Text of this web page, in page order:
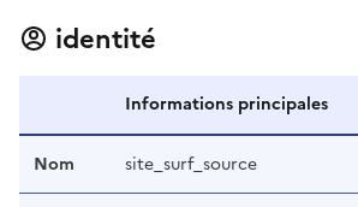
identité
Informations principales
Nom site_surf_source